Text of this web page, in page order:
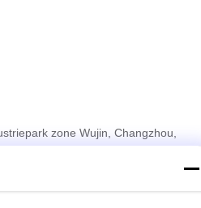
zone Wujin, Changzhou,